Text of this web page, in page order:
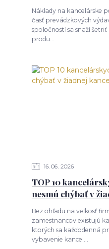
Náklady na kancelárske
časť prevádzkových
spoločností sa snaží
produ...
16 06 2026
TOP 10
nesmú chýbať v
Bez ohľadu na veľkosť
zamestnancov existujú
ktorých sa každodenná
vybavenie kancel...